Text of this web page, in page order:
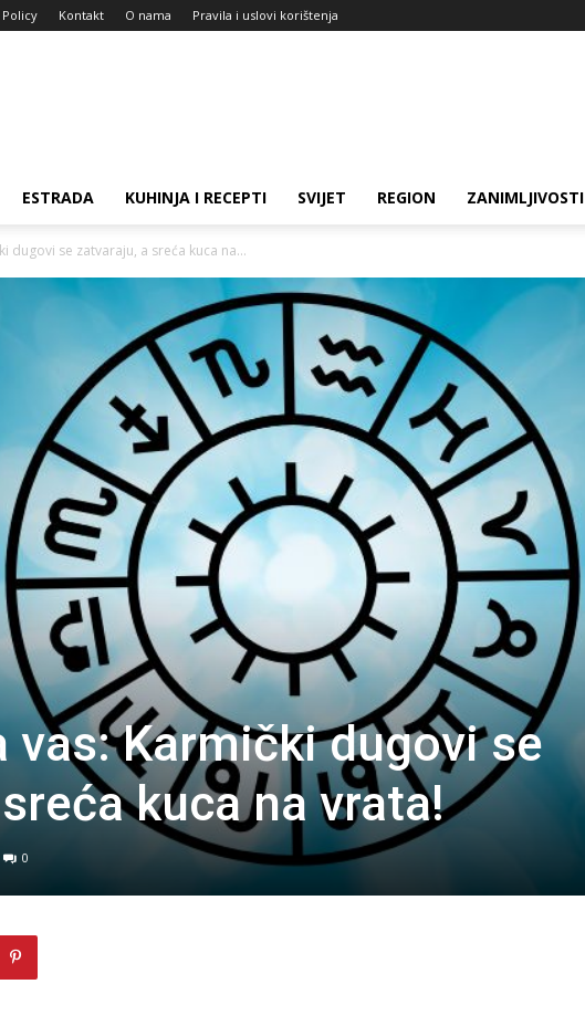
Kontakt O nama Pravila i uslovi korištenja
ESTRADA KUHINJA I RECEPTI SVIJET REGION ZANIMLJIVOSTI
dugovi se zatvaraju, a sreća kuca na...
vas: Karmički dugovi se
kuca na vrata!
0